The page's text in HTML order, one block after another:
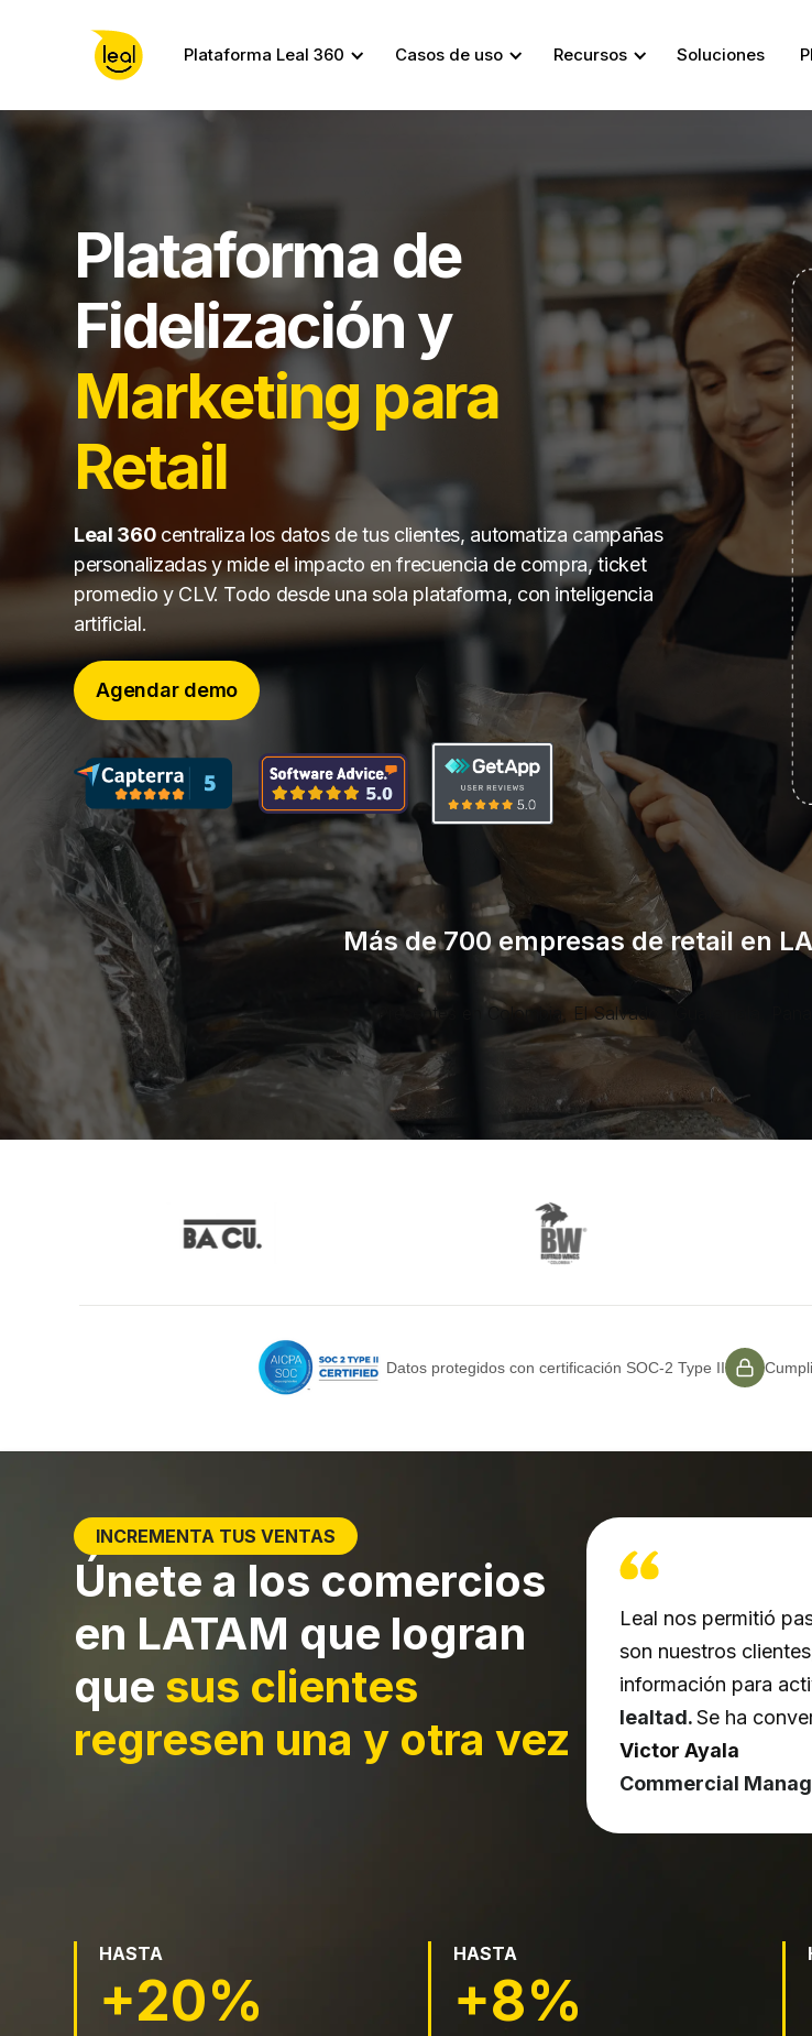
Plataforma Leal 360 Casos de uso Recursos Soluciones
Plataforma de
Fidelización y
Marketing para
Retail
Leal 360 centraliza los datos de tus clientes, automatiza campañas
personalizadas y mide el impacto en frecuencia de compra, ticket
promedio y CLV. Todo desde una sola plataforma, con inteligencia
artificial.
Agendar demo
Más de 700 empresas de retail en
Presentes en Colombia, El Salvador, Guatemala,
Datos protegidos con certificación SOC-2 Type II
INCREMENTA TUS VENTAS
Únete a los comercios
en LATAM que logran
que sus clientes
regresen una y otra vez
Leal nos permitió
son nuestros
información para
lealtad.Se ha
Victor Ayala
Commercial
HASTA
+20%
HASTA
+8%